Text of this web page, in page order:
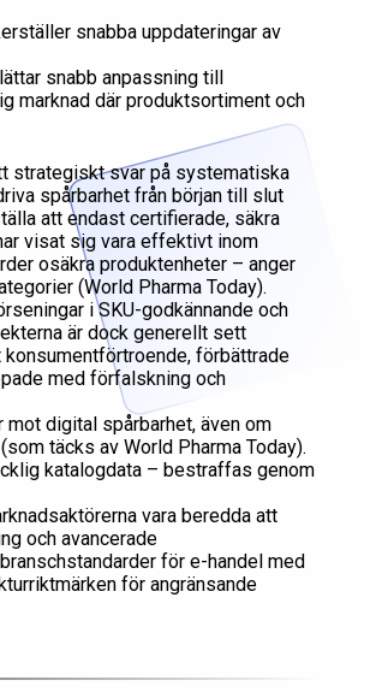
snabba uppdateringar av
snabb anpassning till
marknad där produktsortiment och
strategiskt svar på systematiska
spårbarhet från början till slut
att endast certifierade, säkra
visat sig vara effektivt inom
osäkra produktenheter – anger
(World Pharma Today).
i SKU-godkännande och
är dock generellt sett
förbättrade
med förfalskning och
mot digital spårbarhet, även om
täcks av World Pharma Today).
katalogdata – bestraffas genom
vara beredda att
och avancerade
för e-handel med
för angränsande